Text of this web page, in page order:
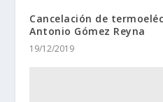
Cancelación de
Antonio Gómez Reyna
19/12/2019